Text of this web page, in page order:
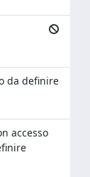
da definire
accesso